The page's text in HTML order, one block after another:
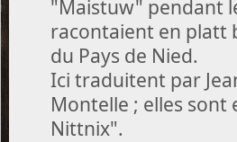
"Maistuw" pendant
racontaient en platt
du Pays de Nied.
Ici traduitent par
Montelle ; elles sont
Nittnix".